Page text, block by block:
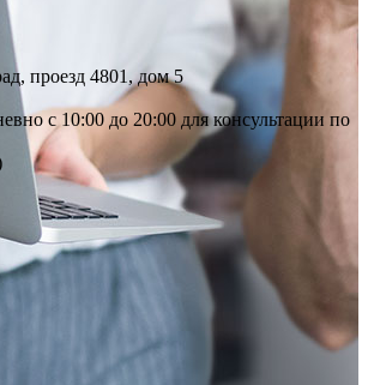
проезд 4801, дом 5
с 10:00 до 20:00 для консультации по